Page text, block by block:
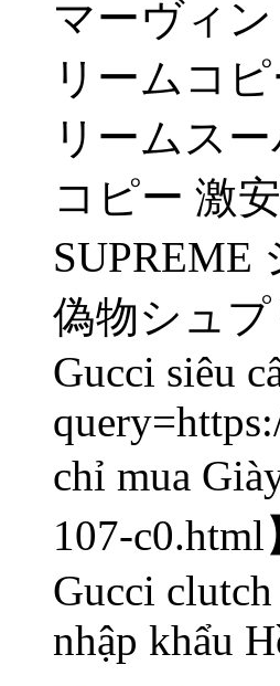
マーヴィン
リームコ
リームス
コピー 激
偽物シュ
Gucci siêu
chỉ mua
107-c0.html
Gucci
nhập khẩu